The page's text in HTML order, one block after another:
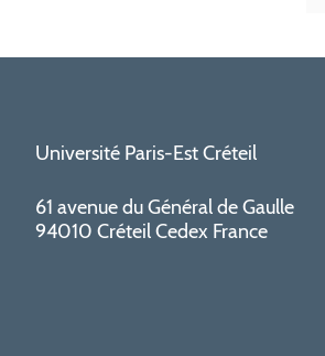
Université Paris-Est Créteil
61 avenue du Général de Gaulle
94010 Créteil Cedex France